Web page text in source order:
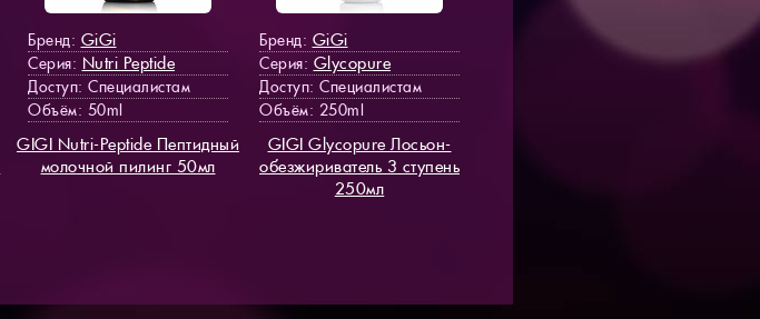
Бренд: GiGi
Серия: Nutri Peptide
Доступ: Специалистам
Объём: 50ml
GIGI Nutri-Peptide Пептидный
молочной пилинг 50мл
Бренд: GiGi
Серия: Glycopure
Доступ: Специалистам
Объём: 250ml
GIGI Glycopure Лосьон-
обезжириватель 3 ступень
250мл